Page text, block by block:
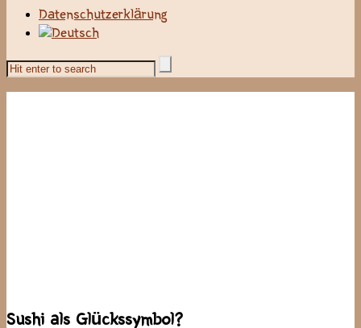
Datenschutzerklärung
Sushi als Glückssymbol?